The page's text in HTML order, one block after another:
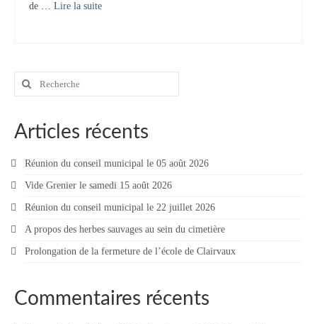
Affouages
Services funéraires
Vie municipale
Le Conseil municipal de Longchamp-sur-
Aujon
Les réunions du Conseil municipal
Les réunions du Conseil communautaire
Vie scolaire
de … Lire la suite­­
Rechercher
Articles récents
Réunion du conseil municipal le 05 août 2026
Vide Grenier le samedi 15 août 2026
Réunion du conseil municipal le 22 juillet 2026
A propos des herbes sauvages au sein du cimetière
Prolongation de la fermeture de l’école de Clairvaux
Commentaires récents